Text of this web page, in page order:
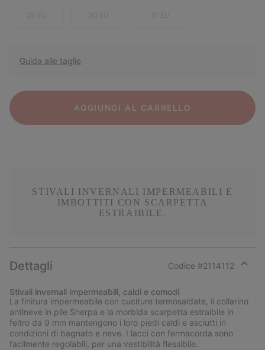
Guida alle taglie
AGGIUNGI AL CARRELLO
STIVALI INVERNALI IMPERMEABILI E
IMBOTTITI CON SCARPETTA
ESTRAIBILE.
Dettagli Codice #2114112
section
Stivali invernali impermeabili, caldi e comodi
La finitura impermeabile con cuciture termosaldate, il collarino
antineve in pile Sherpa e la morbida scarpetta estraibile in
feltro da 9 mm mantengono i loro piedi caldi e asciutti in
condizioni di bagnato e neve. I lacci con fermacorda sono
facilmente regolabili, per una vestibilità flessibile.